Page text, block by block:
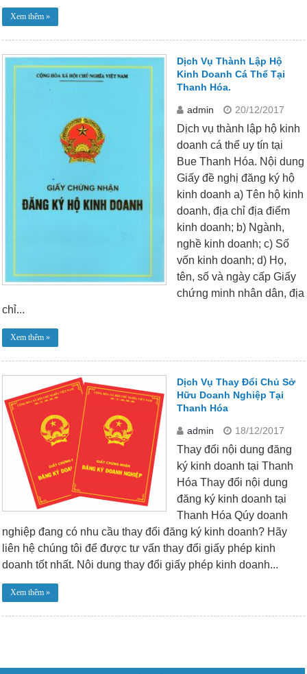
Xem thêm »
Dịch Vụ Thành Lập Hộ
Kinh Doanh Cá Thể Tại
Thanh Hóa.
admin 20/12/2017
Dịch vụ thành lập hộ kinh
doanh cá thể uy tín tại
Bue Thanh Hóa. Nội dung
Giấy đề nghị đăng ký hộ
kinh doanh a) Tên hộ kinh
doanh, địa chỉ địa điểm
kinh doanh; b) Ngành,
nghề kinh doanh; c) Số
vốn kinh doanh; d) Họ,
tên, số và ngày cấp Giấy
chứng minh nhân dân, địa
chỉ...
Xem thêm »
Dịch Vụ Thay Đổi Chủ Sở
Hữu Doanh Nghiệp Tại
Thanh Hóa
admin 18/12/2017
Thay đổi nội dung đăng
ký kinh doanh tại Thanh
Hóa Thay đổi nội dung
đăng ký kinh doanh tại
Thanh Hóa Qúy doanh
nghiệp đang có nhu cầu thay đổi đăng ký kinh doanh? Hãy
liên hệ chúng tôi để được tư vấn thay đổi giấy phép kinh
doanh tốt nhất. Nôi dung thay đổi giấy phép kinh doanh...
Xem thêm »